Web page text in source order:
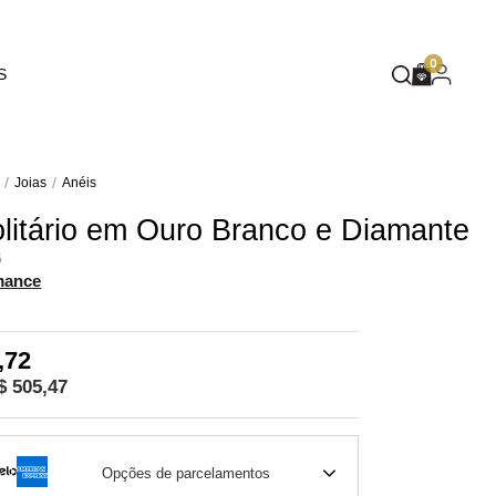
BLUE
WILD SPIRIT
NATURE
0
Joias Anéis
em Ouro Branco e Diamante
505,47
Opções de parcelamentos